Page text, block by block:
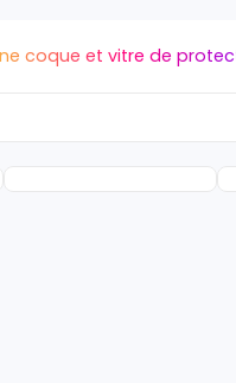
coque et vitre de